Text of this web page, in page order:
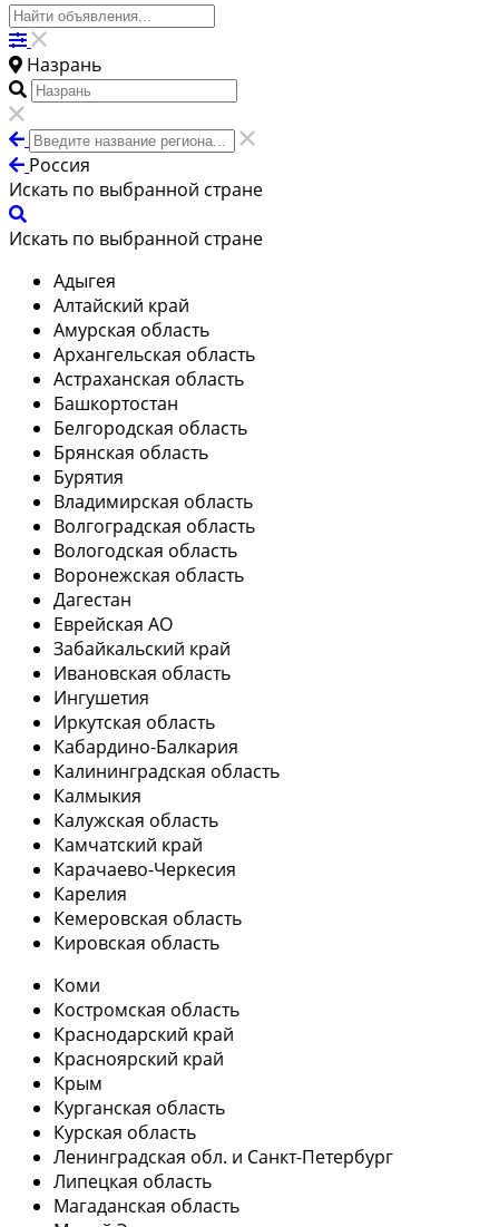
Назрань
Россия
Искать по выбранной стране
Искать по выбранной стране
Адыгея
Алтайский край
Амурская область
Архангельская область
Астраханская область
Башкортостан
Белгородская область
Брянская область
Бурятия
Владимирская область
Волгоградская область
Вологодская область
Воронежская область
Дагестан
Еврейская АО
Забайкальский край
Ивановская область
Ингушетия
Иркутская область
Кабардино-Балкария
Калининградская область
Калмыкия
Калужская область
Камчатский край
Карачаево-Черкесия
Карелия
Кемеровская область
Кировская область
Коми
Костромская область
Краснодарский край
Красноярский край
Крым
Курганская область
Курская область
Ленинградская обл. и Санкт-Петербург
Липецкая область
Магаданская область